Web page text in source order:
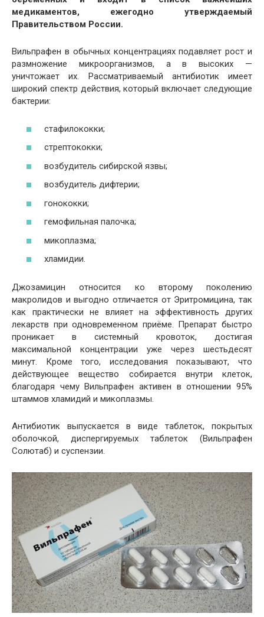
медикаментов, ежегодно утверждаемый
Правительством России.
Вильпрафен в обычных концентрациях подавляет рост и
размножение микроорганизмов, а в высоких —
уничтожает их. Рассматриваемый антибиотик имеет
широкий спектр действия, который включает следующие
бактерии:
стафилококки;
стрептококки;
возбудитель сибирской язвы;
возбудитель дифтерии;
гонококки;
гемофильная палочка;
микоплазма;
хламидии.
Джозамицин относится ко второму поколению
макролидов и выгодно отличается от Эритромицина, так
как практически не влияет на эффективность других
лекарств при одновременном приёме. Препарат быстро
проникает в системный кровоток, достигая
максимальной концентрации уже через шестьдесят
минут. Кроме того, исследования показывают, что
действующее вещество собирается внутри клеток,
благодаря чему Вильпрафен активен в отношении 95%
штаммов хламидий и микоплазмы.
Антибиотик выпускается в виде таблеток, покрытых
оболочкой, диспергируемых таблеток (Вильпрафен
Солютаб) и суспензии.